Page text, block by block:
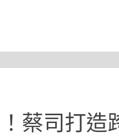
蔡司打造